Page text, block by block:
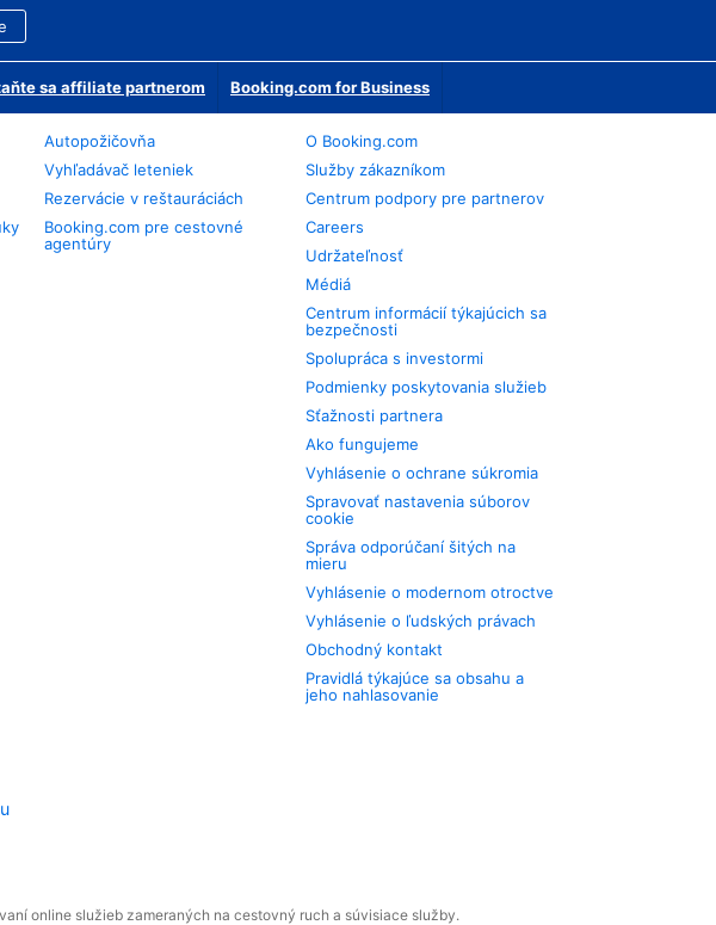
sa affiliate partnerom Booking.com for Business
Autopožičovňa
Vyhľadávač leteniek
Rezervácie v reštauráciách
Booking.com pre cestovné
agentúry
O Booking.com
Služby zákazníkom
Centrum podpory pre partnerov
Careers
Udržateľnosť
Médiá
Centrum informácií týkajúcich sa
bezpečnosti
Spolupráca s investormi
Podmienky poskytovania služieb
Sťažnosti partnera
Ako fungujeme
Vyhlásenie o ochrane súkromia
Spravovať nastavenia súborov
cookie
Správa odporúčaní šitých na
mieru
Vyhlásenie o modernom otroctve
Vyhlásenie o ľudských právach
Obchodný kontakt
Pravidlá týkajúce sa obsahu a
jeho nahlasovanie
online služieb zameraných na cestovný ruch a súvisiace služby.